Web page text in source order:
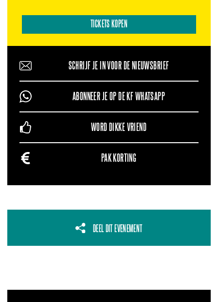
TICKETS KOPEN
SCHRIJF JE IN VOOR DE NIEUWSBRIEF
ABONNEER JE OP DE KF WHATSAPP
WORD DIKKE VRIEND
PAK KORTING
DEEL DIT EVENEMENT